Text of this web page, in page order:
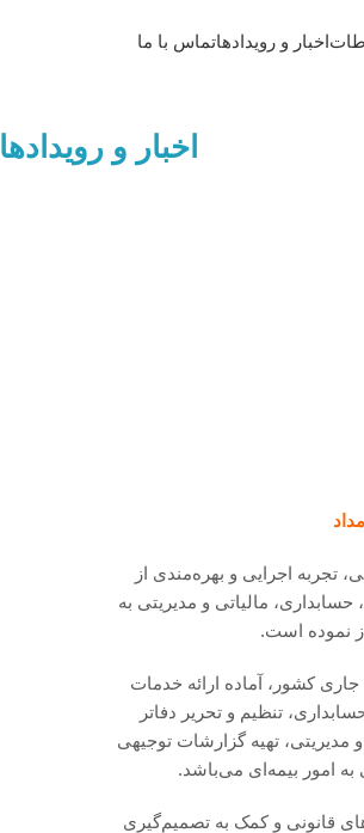
اخبار و رویدادهاتماس با ما
اخبار و رویدادها
تجربه اجرایی و بهره‌مندی از
مالیاتی و مدیریتی به
نموده است.
کشور، آماده ارائه خدمات
تنظیم و تحریر دفاتر
مدیریتی، تهیه گزارشات توجیهی
به امور بیمه‌ای می‌باشد.
قانونی و کمک به تصمیم‌گیری